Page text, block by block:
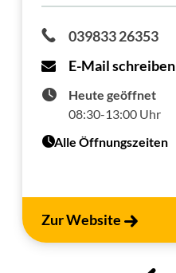
039833 26353
E-Mail schreiben
Heute geöffnet
08:30-13:00 Uhr
Alle Öffnungszeiten
Zur Website